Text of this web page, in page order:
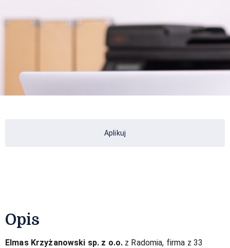
Aplikuj
Opis
Elmas Krzyżanowski sp. z o.o. z Radomia, firma z 33